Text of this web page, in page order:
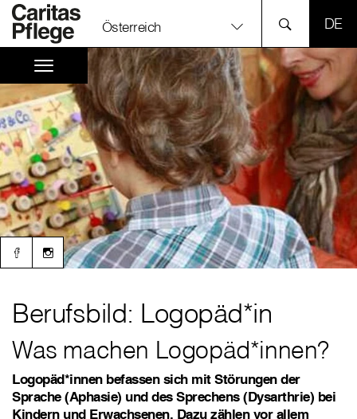
Österreich
Berufsbild: Logopäd*in
Was machen Logopäd*innen?
Logopäd*innen befassen sich mit Störungen der
Sprache (Aphasie) und des Sprechens (Dysarthrie) bei
Kindern und Erwachsenen. Dazu zählen vor allem